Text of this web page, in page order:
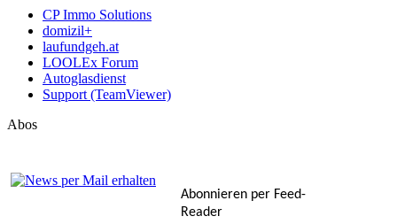
CP Immo Solutions
domizil+
laufundgeh.at
LOOLEx Forum
Autoglasdienst
Support (TeamViewer)
Abos
Abonnieren per Feed-
Reader